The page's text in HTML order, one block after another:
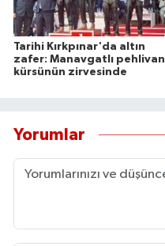
Tarihi Kırkpınar'da altın
zafer: Manavgatlı pehlivan
kürsünün zirvesinde
Yorumlar